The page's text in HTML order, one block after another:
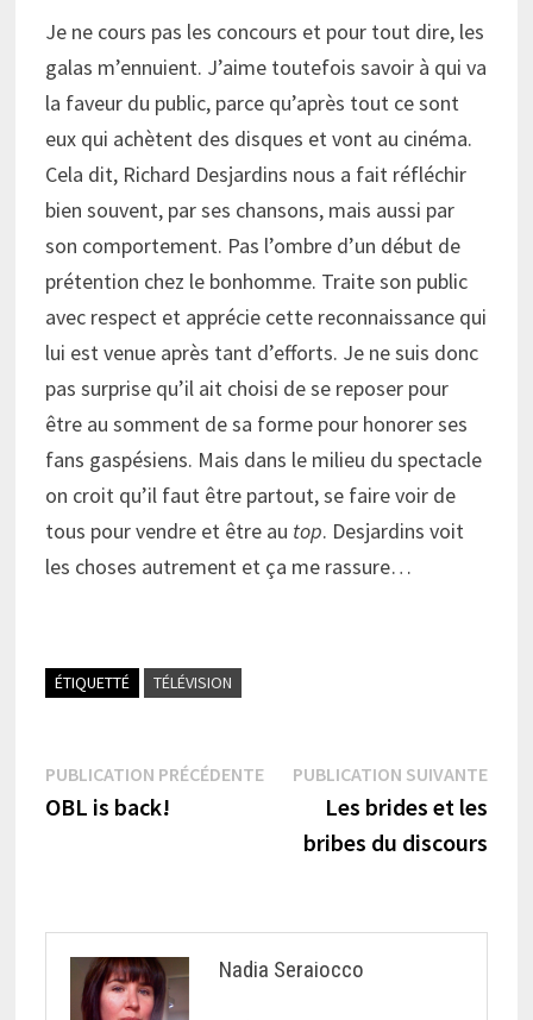
Je ne cours pas les concours et pour tout dire, les
galas m’ennuient. J’aime toutefois savoir à qui va
la faveur du public, parce qu’après tout ce sont
eux qui achètent des disques et vont au cinéma.
Cela dit, Richard Desjardins nous a fait réfléchir
bien souvent, par ses chansons, mais aussi par
son comportement. Pas l’ombre d’un début de
prétention chez le bonhomme. Traite son public
avec respect et apprécie cette reconnaissance qui
lui est venue après tant d’efforts. Je ne suis donc
pas surprise qu’il ait choisi de se reposer pour
être au somment de sa forme pour honorer ses
fans gaspésiens. Mais dans le milieu du spectacle
on croit qu’il faut être partout, se faire voir de
tous pour vendre et être au top. Desjardins voit
les choses autrement et ça me rassure…
ÉTIQUETTÉ TÉLÉVISION
Navigation
de
PUBLICATION PRÉCÉDENTEPublication
précédente :
OBL is back!
PUBLICATION SUIVANTE
Les brides et les
bribes du discours
Nadia Seraiocco